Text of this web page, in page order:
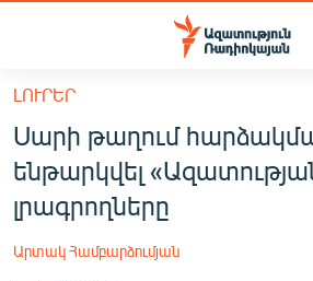
Մատչելիության
հիմնական
բովանդակությանը
Անցնել
հիմնական
մենյուին
ՀԱՅԱՍՏԱՆ
ՔԱՂԱՔԱԿԱՆ
ԼՈՒՐԵՐ
Սարի թաղում
ենթարկվել
լրագրողները
Արտակ Համբարձումյան